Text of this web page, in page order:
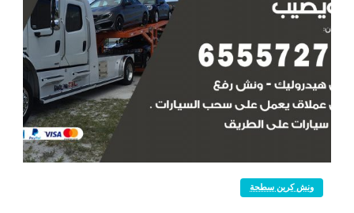
ونش كرين سطحة